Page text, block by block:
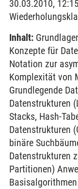
30.03.2010,
Inhalt:
Konzepte für
Notation zur
Komplexität von
Grundlegende
Datenstrukturen
Stacks, Hash-
Datenstrukturen
binäre
Datenstrukturen
Partitionen)